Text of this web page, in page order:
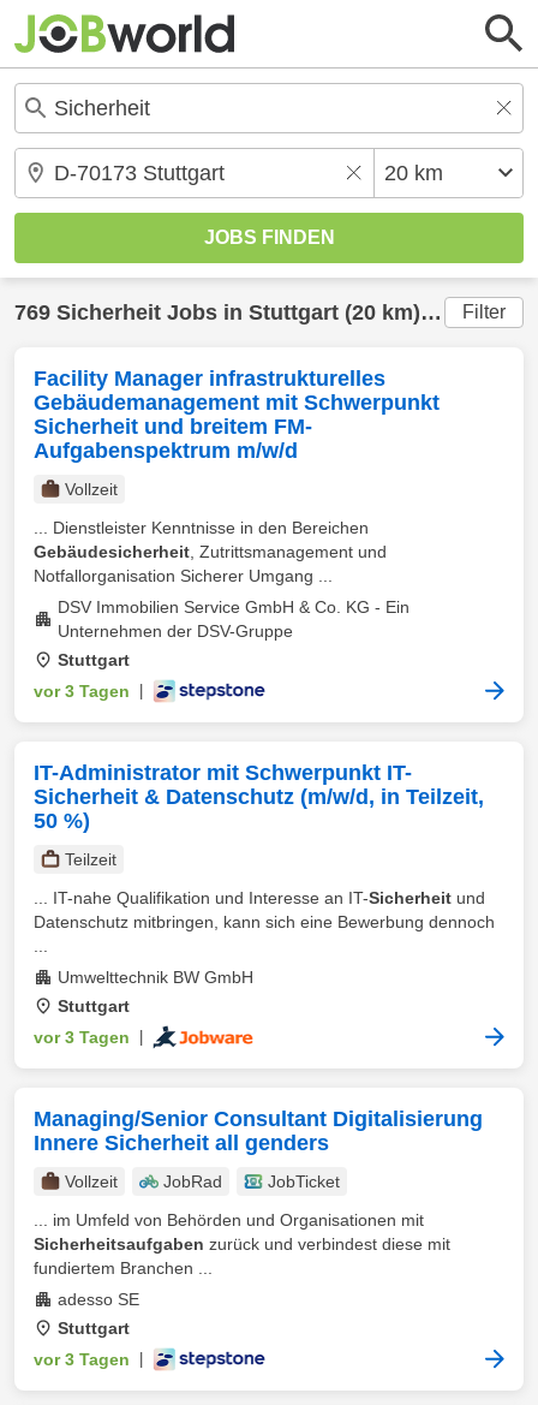
769 Sicherheit Jobs in Stuttgart (20 km) gefunden Filter
Facility Manager infrastrukturelles
Gebäudemanagement mit Schwerpunkt
Sicherheit und breitem FM-
Aufgabenspektrum m/w/d
Vollzeit
... Dienstleister Kenntnisse in den Bereichen
Gebäudesicherheit , Zutrittsmanagement und
Notfallorganisation Sicherer Umgang ...
DSV Immobilien Service GmbH & Co. KG - Ein
Unternehmen der DSV-Gruppe
Stuttgart
vor 3 Tagen
IT-Administrator mit Schwerpunkt IT-
Sicherheit & Datenschutz (m/w/d, in Teilzeit,
50 %)
Teilzeit
... IT-nahe Qualifikation und Interesse an IT-Sicherheit und
Datenschutz mitbringen, kann sich eine Bewerbung dennoch
Umwelttechnik BW GmbH
Stuttgart
vor 3 Tagen
Managing/Senior Consultant Digitalisierung
Innere Sicherheit all genders
Vollzeit JobRad
JobTicket
... im Umfeld von Behörden und Organisationen mit
Sicherheitsaufgaben zurück und verbindest diese mit
fundiertem Branchen ...
adesso SE
Stuttgart
vor 3 Tagen